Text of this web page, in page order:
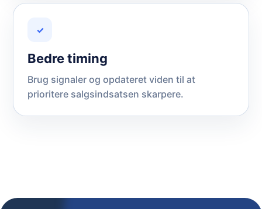
✓
Bedre timing
Brug signaler og opdateret viden til at
prioritere salgsindsatsen skarpere.